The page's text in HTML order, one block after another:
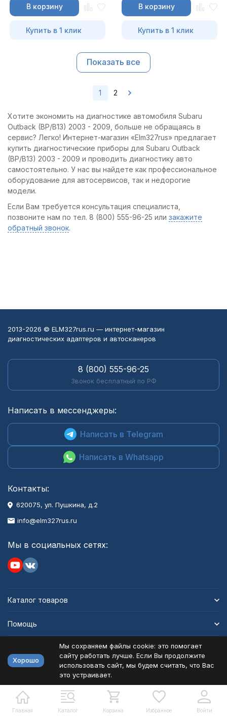
В корзину
Купить в 1 клик
В корзину
Купить в 1 клик
Показать все
1 2
Хотите экономить на диагностике автомобиля Subaru
Outback (BP/B13) 2003 - 2009, больше не обращаясь в
сервис? Легко! Интернет-магазин «Elm327rus» предлагает
купить диагностические приборы для Subaru Outback
(BP/B13) 2003 - 2009 и проводить диагностику авто
самостоятельно. У нас вы найдете как профессиональное
оборудование для автосервисов, так и недорогие
модели.
Если Вам требуется консультация специалиста,
позвоните нам по тел. 8 (800) 555-96-25 или закажите
обратный звонок.
Главная Каталог Корзина Избранное Войти
2013-2026 © ELM327rus.ru — интернет-магазин
диагностических адаптеров и автосканеров
8 (800) 555-96-25
Звонок бесплатный по РФ
Написать в мессенджеры:
Написать в Telegram
Написать в Whatsapp
Контакты:
620075, ул. Пушкина, д.2
info@elm327rus.ru
Мы в социальных сетях:
Каталог товаров
Помощь
Политика персональных данных
Разработано в bodysite.ru
Хорошо
Мы сохраняем файлы cookie: это помогает
сайту работать лучше. Если Вы продолжите
использовать сайт, мы будем считать, что Вас
это устраивает.